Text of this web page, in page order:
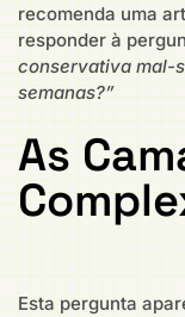
recomenda uma
responder à
conservativa mal-
semanas?”
As
Esta pergunta